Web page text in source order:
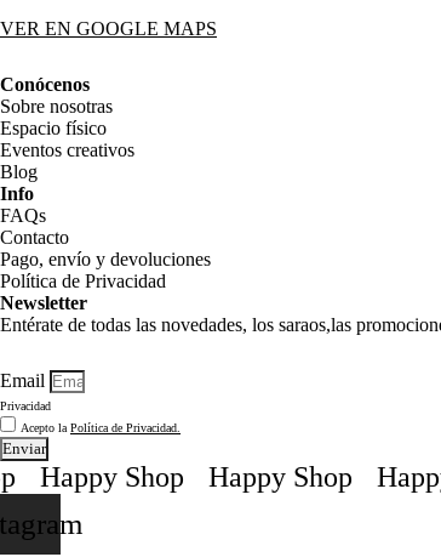
VER EN GOOGLE MAPS
Conócenos
Sobre nosotras
Espacio físico
Eventos creativos
Blog
Info
FAQs
Contacto
Pago, envío y devoluciones
Política de Privacidad
Newsletter
Entérate de todas las novedades, los saraos,las
Email
Privacidad
Acepto la Política de Privacidad.
Enviar
Happy Shop Happy Shop